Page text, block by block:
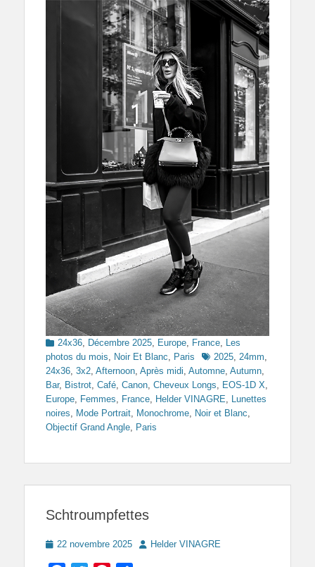
Categories
24x36 Décembre 2025 Europe France
Les
photos du mois
Noir Et Blanc Paris Tags2025 24mm
24x36 3x2 Afternoon Après midi Automne Autumn
Bar, Bistrot Café Canon Cheveux Longs EOS-1D X
Europe
Femmes France Helder VINAGRE
Lunettes
noires
Mode Portrait Monochrome Noir et Blanc
Objectif Grand Angle
Paris
Schtroumpfettes
Posted
22 novembre 2025 AuthorHelder VINAGRE